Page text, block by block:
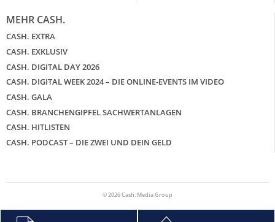
MEHR CASH.
CASH. EXTRA
CASH. EXKLUSIV
CASH. DIGITAL DAY 2026
CASH. DIGITAL WEEK 2024 – DIE ONLINE-EVENTS IM VIDEO
CASH. GALA
CASH. BRANCHENGIPFEL SACHWERTANLAGEN
CASH. HITLISTEN
CASH. PODCAST – DIE ZWEI UND DEIN GELD
© 2026 Cash. Media Group